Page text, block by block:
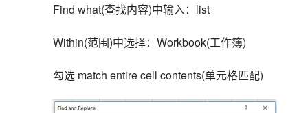
Find what(查找内容)中输入：list
Within(范围)中选择：Workbook(工作簿)
勾选 match entire cell contents(单元格匹配)